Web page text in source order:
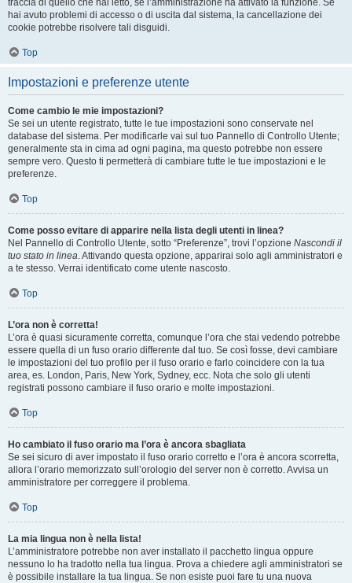
traccia di quello che hai letto, se l’amministrazione ha attivato la funzione. Se
hai avuto problemi di accesso o di uscita dal sistema, la cancellazione dei
cookie potrebbe risolvere tali disguidi.
Top
Impostazioni e preferenze utente
Come cambio le mie impostazioni?
Se sei un utente registrato, tutte le tue impostazioni sono conservate nel
database del sistema. Per modificarle vai sul tuo Pannello di Controllo Utente;
generalmente sta in cima ad ogni pagina, ma questo potrebbe non essere
sempre vero. Questo ti permetterà di cambiare tutte le tue impostazioni e le
preferenze.
Top
Come posso evitare di apparire nella lista degli utenti in linea?
Nel Pannello di Controllo Utente, sotto “Preferenze”, trovi l’opzione Nascondi il
tuo stato in linea. Attivando questa opzione, apparirai solo agli amministratori e
a te stesso. Verrai identificato come utente nascosto.
Top
L’ora non è corretta!
L’ora è quasi sicuramente corretta, comunque l’ora che stai vedendo potrebbe
essere quella di un fuso orario differente dal tuo. Se così fosse, devi cambiare
le impostazioni del tuo profilo per il fuso orario e farlo coincidere con la tua
area, es. London, Paris, New York, Sydney, ecc. Nota che solo gli utenti
registrati possono cambiare il fuso orario e molte impostazioni.
Top
Ho cambiato il fuso orario ma l’ora è ancora sbagliata
Se sei sicuro di aver impostato il fuso orario corretto e l’ora è ancora scorretta,
allora l’orario memorizzato sull’orologio del server non è corretto. Avvisa un
amministratore per correggere il problema.
Top
La mia lingua non è nella lista!
L’amministratore potrebbe non aver installato il pacchetto lingua oppure
nessuno lo ha tradotto nella tua lingua. Prova a chiedere agli amministratori se
è possibile installare la tua lingua. Se non esiste puoi fare tu una nuova